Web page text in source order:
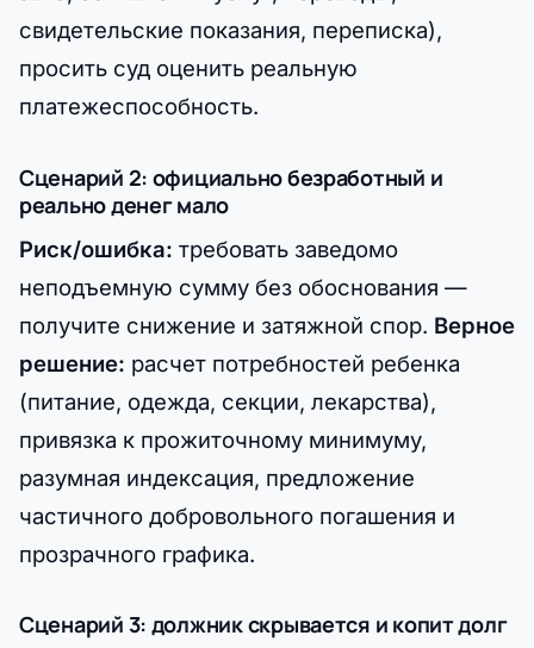
свидетельские показания, переписка),
просить суд оценить реальную
платежеспособность.
Сценарий 2: официально безработный и
реально денег мало
Риск/ошибка: требовать заведомо
неподъемную сумму без обоснования —
получите снижение и затяжной спор. Верное
решение: расчет потребностей ребенка
(питание, одежда, секции, лекарства),
привязка к прожиточному минимуму,
разумная индексация, предложение
частичного добровольного погашения и
прозрачного графика.
Сценарий 3: должник скрывается и копит долг